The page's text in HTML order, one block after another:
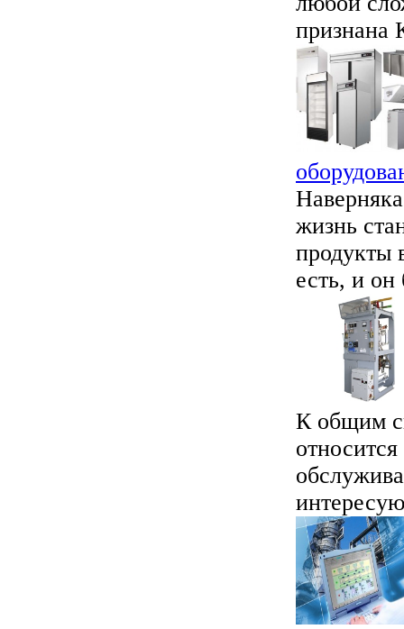
признана
жизнь
продукты
есть, и
К общим